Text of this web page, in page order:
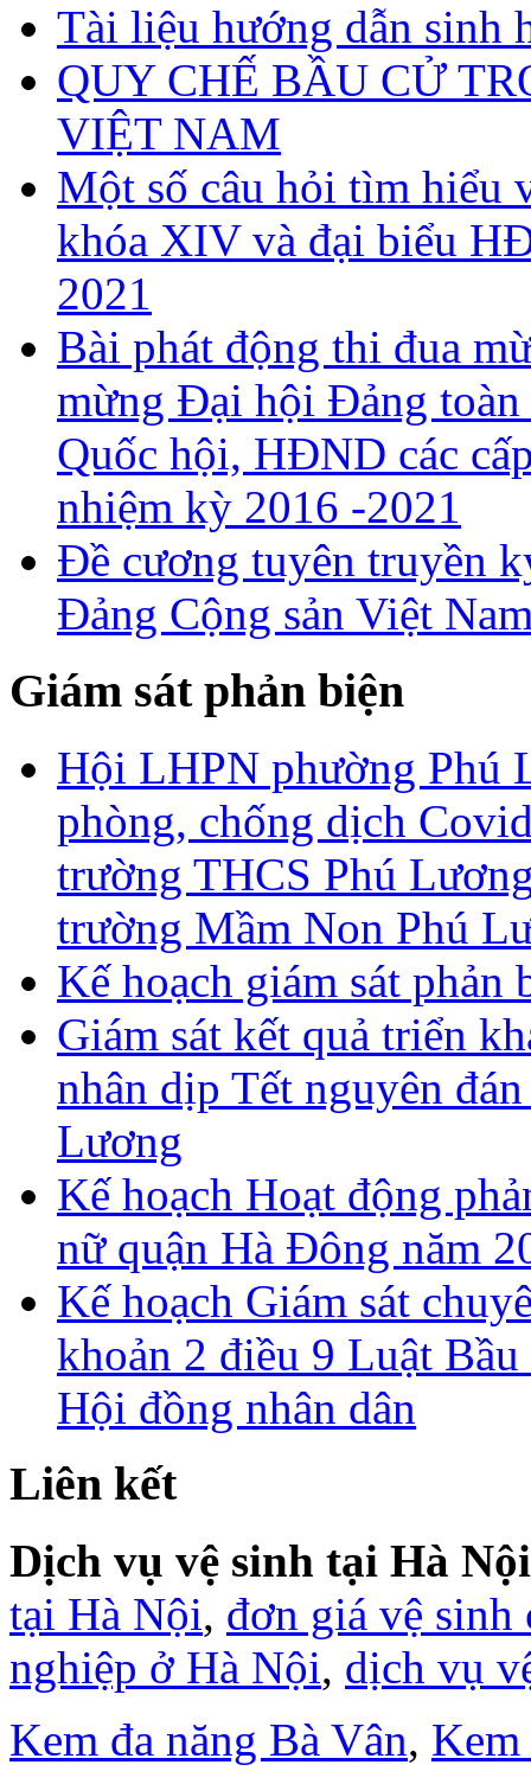
Tài liệu hướng dẫn sinh
QUY CHẾ BẦU CỬ
VIỆT NAM
Một số câu hỏi tìm hiểu
khóa XIV và đại biểu
2021
Bài phát động thi đua
mừng Đại hội Đảng
Quốc hội, HĐND các
nhiệm kỳ 2016 -2021
Đề cương tuyên truyền
Đảng Cộng sản Việt
Giám sát phản biện
Hội LHPN phường Phú
phòng, chống dịch
trường THCS Phú
trường Mầm Non Phú
Kế hoạch giám sát phản
Giám sát kết quả triển
nhân dịp Tết nguyên
Lương
Kế hoạch Hoạt động
nữ quận Hà Đông năm
Kế hoạch Giám sát
khoản 2 điều 9 Luật
Hội đồng nhân dân
Liên kết
Dịch vụ vệ sinh tại Hà
tại Hà Nội, đơn giá vệ sinh
nghiệp ở Hà Nội, dịch vụ
Kem đa năng Bà Vân,